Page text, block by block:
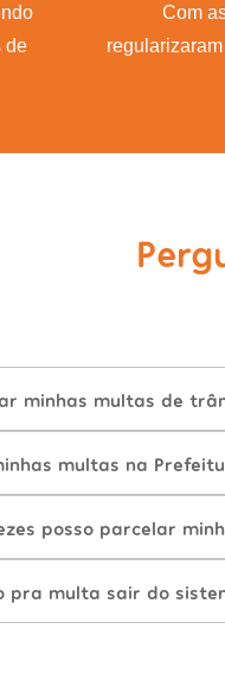
de
Com
minhas multas de
multas na
posso parcelar
pra multa sair do